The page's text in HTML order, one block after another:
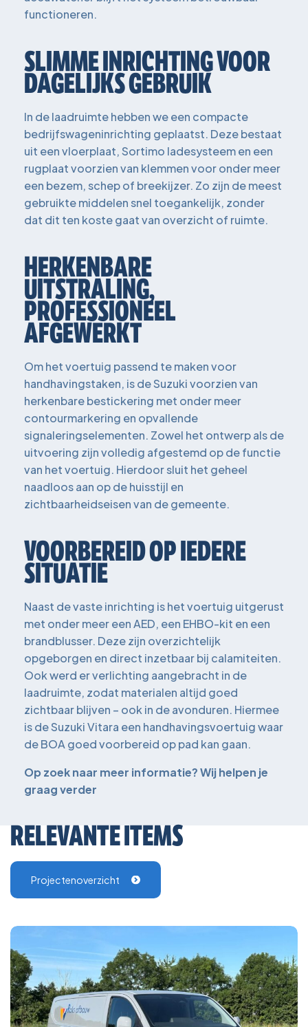
functioneren.
SLIMME INRICHTING VOOR
DAGELIJKS GEBRUIK
In de laadruimte hebben we een compacte
bedrijfswageninrichting geplaatst. Deze bestaat
uit een vloerplaat, Sortimo ladesysteem en een
rugplaat voorzien van klemmen voor onder meer
een bezem, schep of breekijzer. Zo zijn de meest
gebruikte middelen snel toegankelijk, zonder
dat dit ten koste gaat van overzicht of ruimte.
HERKENBARE
UITSTRALING,
PROFESSIONEEL
AFGEWERKT
Om het voertuig passend te maken voor
handhavingstaken, is de Suzuki voorzien van
herkenbare bestickering met onder meer
contourmarkering en opvallende
signaleringselementen. Zowel het ontwerp als de
uitvoering zijn volledig afgestemd op de functie
van het voertuig. Hierdoor sluit het geheel
naadloos aan op de huisstijl en
zichtbaarheidseisen van de gemeente.
VOORBEREID OP IEDERE
SITUATIE
Naast de vaste inrichting is het voertuig uitgerust
met onder meer een AED, een EHBO-kit en een
brandblusser. Deze zijn overzichtelijk
opgeborgen en direct inzetbaar bij calamiteiten.
Ook werd er verlichting aangebracht in de
laadruimte, zodat materialen altijd goed
zichtbaar blijven – ook in de avonduren. Hiermee
is de Suzuki Vitara een handhavingsvoertuig waar
de BOA goed voorbereid op pad kan gaan.
Op zoek naar meer informatie? Wij helpen je
graag verder
RELEVANTE ITEMS
Projectenoverzicht